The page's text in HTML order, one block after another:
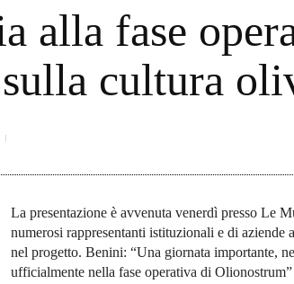
alla fase
cultura
La presentazione è avvenuta venerdì presso Le
numerosi rappresentanti istituzionali e di aziende
nel progetto. Benini: “Una giornata importante,
ufficialmente nella fase operativa di Olionostrum”